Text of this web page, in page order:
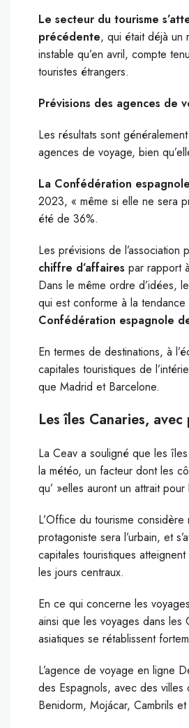
Le secteur du tourisme
précédente, qui était déjà un
instable qu’en avril, compte
touristes étrangers.
Prévisions des agences de
Les résultats sont
agences de voyage, bien
La Confédération
2023, « même si elle ne sera
été de 36%.
Les prévisions de
chiffre d’affaires par rapport
Dans le même ordre d’idées,
qui est conforme à la
Confédération espagnole
En termes de destinations, à
capitales touristiques de
que Madrid et Barcelone.
Les îles Canaries,
La Ceav a souligné que les
la météo, un facteur dont les
qu’ »elles auront un attrait
L’Office du tourisme
protagoniste sera l’urbain, et
capitales touristiques
les jours centraux.
En ce qui concerne les
ainsi que les voyages dans les
asiatiques se rétablissent
L’agence de voyage en ligne
des Espagnols, avec des
Benidorm, Mojácar, Cambrils